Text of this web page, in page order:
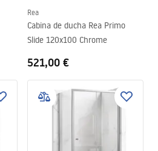
Rea
Cabina de ducha Rea Primo
Slide 120x100 Chrome
521,00 €